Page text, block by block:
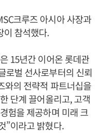
크루즈 아시아 사장과
이 참석했다.
15년간 이어온 롯데관
로벌 선사로부터의 신뢰
와의 전략적 파트너십을
단계 끌어올리고, 고객
험을 제공하며 미래 크
”이라고 밝혔다.